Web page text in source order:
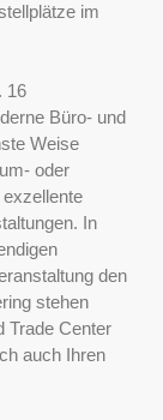
im
16
Büro- und
Weise
oder
In
den
stehen
Trade Center
auch Ihren